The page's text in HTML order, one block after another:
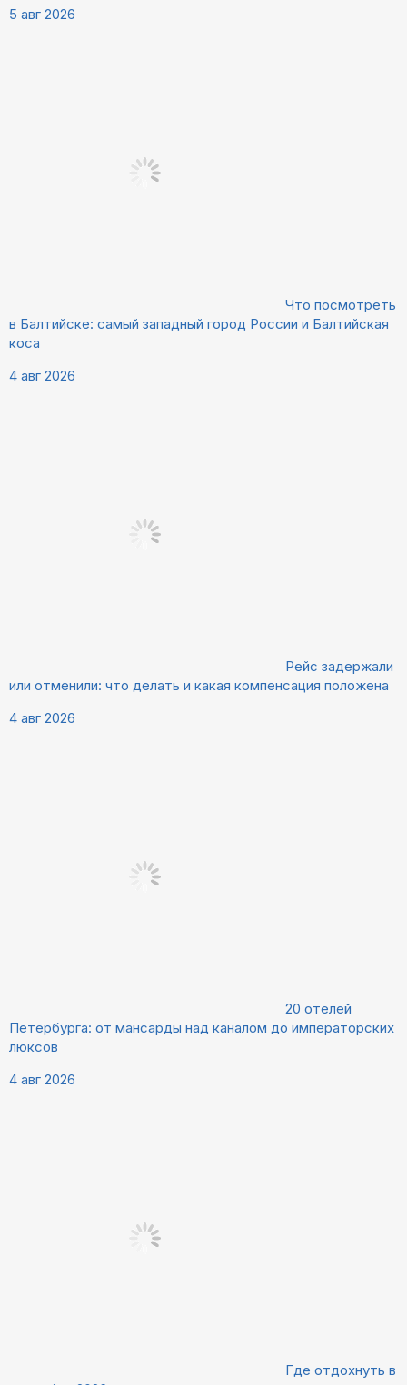
5 авг 2026
Что посмотреть
в Балтийске: самый западный город России и Балтийская
коса
4 авг 2026
Рейс задержали
или отменили: что делать и какая компенсация положена
4 авг 2026
20 отелей
Петербурга: от мансарды над каналом до императорских
люксов
4 авг 2026
Где отдохнуть в